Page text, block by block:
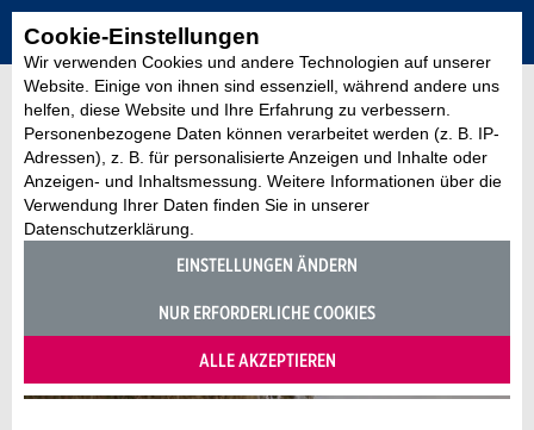
Cookie-Einstellungen
Wir verwenden Cookies und andere Technologien auf unserer
Website. Einige von ihnen sind essenziell, während andere uns
helfen, diese Website und Ihre Erfahrung zu verbessern.
Personenbezogene Daten können verarbeitet werden (z. B. IP-
Adressen), z. B. für personalisierte Anzeigen und Inhalte oder
Anzeigen- und Inhaltsmessung. Weitere Informationen über die
Verwendung Ihrer Daten finden Sie in unserer
Datenschutzerklärung.
EINSTELLUNGEN ÄNDERN
NUR ERFORDERLICHE COOKIES
ALLE AKZEPTIEREN